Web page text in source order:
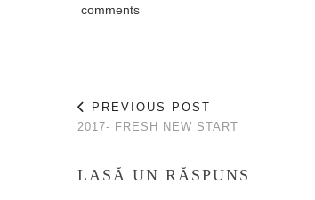
comments
PREVIOUS POST
2017- FRESH NEW START
LASĂ UN RĂSPUNS